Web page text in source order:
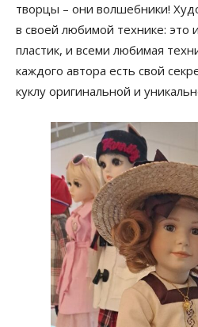
творцы – они волшебники!
в своей любимой технике: это
пластик, и всеми любимая
каждого автора есть свой
куклу оригинальной и